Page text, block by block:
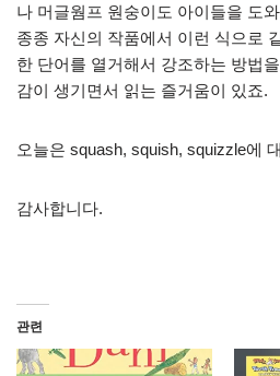
나 머글웜프 원숭이도 아이들을 도
종종 자신의 작품에서 이런 식으로
한 단어를 열거해서 강조하는 방법
감이 생기면서 읽는 즐거움이 있죠.
오늘은 squash, squish, squizzle에
감사합니다.
관련